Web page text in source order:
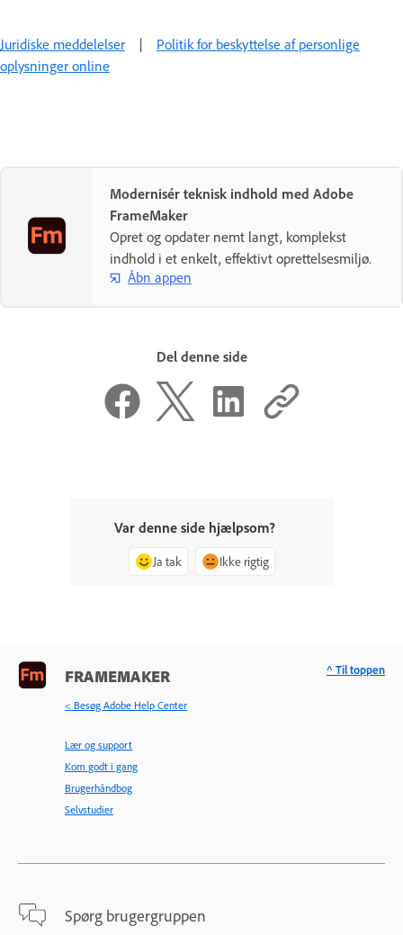
Juridiske meddelelser | Politik for beskyttelse af personlige
oplysninger online
Modernisér teknisk indhold med Adobe
FrameMaker
Opret og opdater nemt langt, komplekst
indhold i et enkelt, effektivt oprettelsesmiljø.
Åbn appen
Del denne side
Var denne side hjælpsom?
Ja tak Ikke rigtig
FRAMEMAKER
< Besøg Adobe Help Center
Lær og support
Kom godt i gang
Brugerhåndbog
Selvstudier
Spørg brugergruppen
^ Til toppen